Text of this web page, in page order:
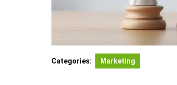
Categories: Marketing